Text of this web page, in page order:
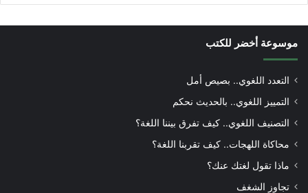
موسوعة أخضر للكتب
التعدد اللغوي.. بصيص أمل
التمييز اللغوي.. بالحديث نحكم
التصنيف اللغوي.. كيف تفرق بيننا اللغة؟
محاكاة اللهجات.. كيف تقربنا اللغة؟
ماذا تقول لغتك عنك؟
تجاوز الشغف